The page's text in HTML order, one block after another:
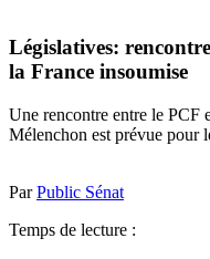
Législatives:
la France insoumise
Une rencontre entre le PCF
Mélenchon est prévue pour
ParPublic Sénat
Temps de lecture :